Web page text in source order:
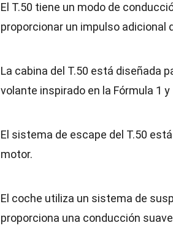
El T.50 tiene un modo de
proporcionar un impulso adicional
La cabina del T.50 está diseñada
volante inspirado en la Fórmula 1
El sistema de escape del T.50
motor.
El coche utiliza un sistema de
proporciona una conducción